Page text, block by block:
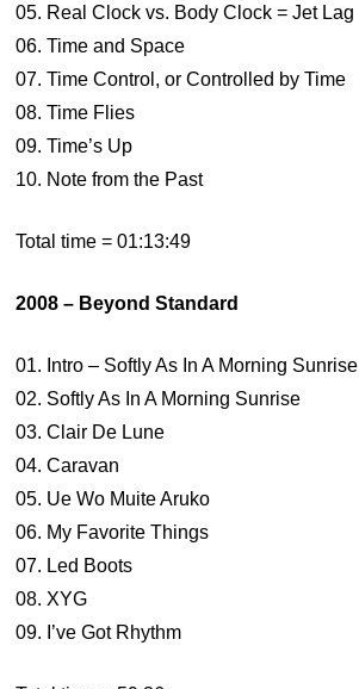
05. Real Clock vs. Body Clock = Jet Lag
06. Time and Space
07. Time Control, or Controlled by Time
08. Time Flies
09. Time’s Up
10. Note from the Past
Total time = 01:13:49
2008 – Beyond Standard
01. Intro – Softly As In A Morning Sunrise
02. Softly As In A Morning Sunrise
03. Clair De Lune
04. Caravan
05. Ue Wo Muite Aruko
06. My Favorite Things
07. Led Boots
08. XYG
09. I’ve Got Rhythm